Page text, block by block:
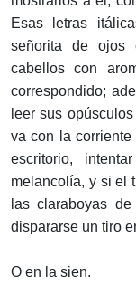
Esas letras
señorita de ojos
cabellos con
correspondido;
leer sus
va con la
escritorio,
melancolía, y si el
las claraboyas
dispararse un tiro
O en la sien.